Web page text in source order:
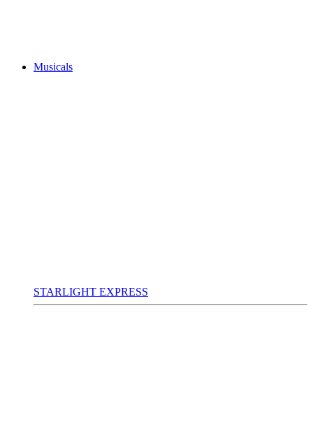
Musicals
STARLIGHT EXPRESS